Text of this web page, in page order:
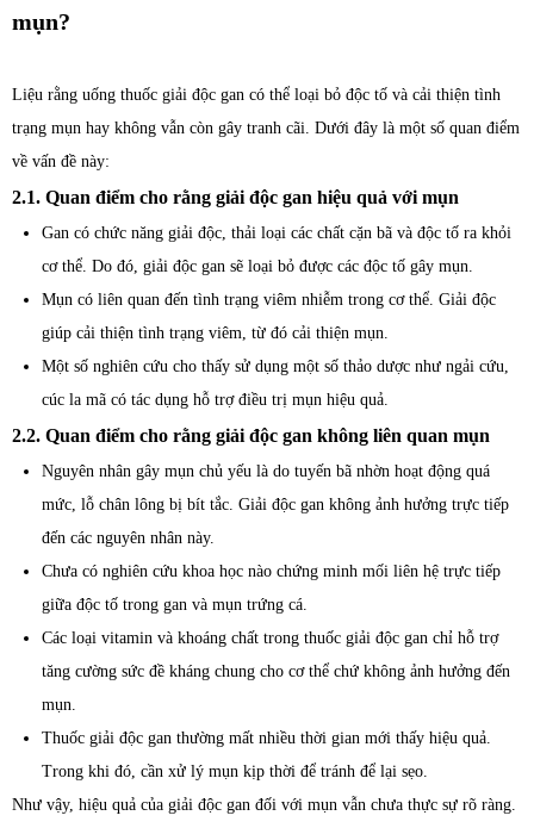
mụn?
Liệu rằng uống thuốc giải độc gan có thể loại bỏ độc tố và cải thiện tình
trạng mụn hay không vẫn còn gây tranh cãi. Dưới đây là một số quan điểm
về vấn đề này:
2.1. Quan điểm cho rằng giải độc gan hiệu quả với mụn
Gan có chức năng giải độc, thải loại các chất cặn bã và độc tố ra khỏi
cơ thể. Do đó, giải độc gan sẽ loại bỏ được các độc tố gây mụn.
Mụn có liên quan đến tình trạng viêm nhiễm trong cơ thể. Giải độc
giúp cải thiện tình trạng viêm, từ đó cải thiện mụn.
Một số nghiên cứu cho thấy sử dụng một số thảo dược như ngải cứu,
cúc la mã có tác dụng hỗ trợ điều trị mụn hiệu quả.
2.2. Quan điểm cho rằng giải độc gan không liên quan mụn
Nguyên nhân gây mụn chủ yếu là do tuyến bã nhờn hoạt động quá
mức, lỗ chân lông bị bít tắc. Giải độc gan không ảnh hưởng trực tiếp
đến các nguyên nhân này.
Chưa có nghiên cứu khoa học nào chứng minh mối liên hệ trực tiếp
giữa độc tố trong gan và mụn trứng cá.
Các loại vitamin và khoáng chất trong thuốc giải độc gan chỉ hỗ trợ
tăng cường sức đề kháng chung cho cơ thể chứ không ảnh hưởng đến
mụn.
Thuốc giải độc gan thường mất nhiều thời gian mới thấy hiệu quả.
Trong khi đó, cần xử lý mụn kịp thời để tránh để lại sẹo.
Như vậy, hiệu quả của giải độc gan đối với mụn vẫn chưa thực sự rõ ràng.